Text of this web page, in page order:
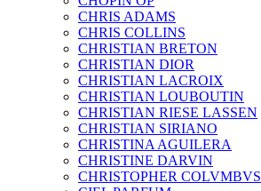
CHRIS ADAMS
CHRIS COLLINS
CHRISTIAN BRETON
CHRISTIAN DIOR
CHRISTIAN LACROIX
CHRISTIAN LOUBOUTIN
CHRISTIAN RIESE LASSEN
CHRISTIAN SIRIANO
CHRISTINA AGUILERA
CHRISTINE DARVIN
CHRISTOPHER COLVMBVS